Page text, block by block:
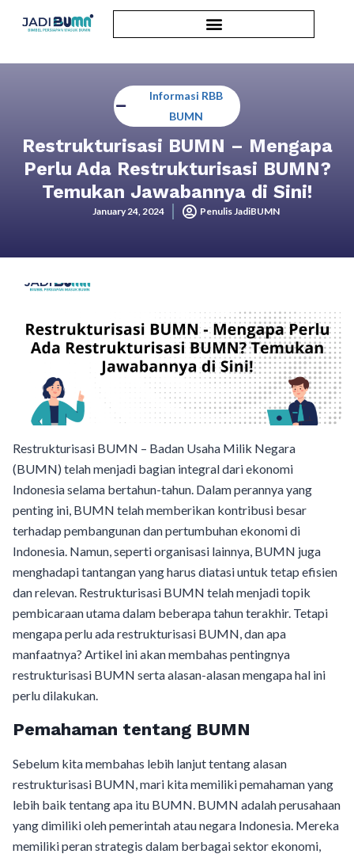
Informasi RBB
BUMN
Restrukturisasi BUMN – Mengapa
Perlu Ada Restrukturisasi BUMN?
Temukan Jawabannya di Sini!
January 24, 2024 Penulis JadiBUMN
Restrukturisasi BUMN – Badan Usaha Milik Negara
(BUMN) telah menjadi bagian integral dari ekonomi
Indonesia selama bertahun-tahun. Dalam perannya yang
penting ini, BUMN telah memberikan kontribusi besar
terhadap pembangunan dan pertumbuhan ekonomi di
Indonesia. Namun, seperti organisasi lainnya, BUMN juga
menghadapi tantangan yang harus diatasi untuk tetap efisien
dan relevan. Restrukturisasi BUMN telah menjadi topik
pembicaraan utama dalam beberapa tahun terakhir. Tetapi
mengapa perlu ada restrukturisasi BUMN, dan apa
manfaatnya? Artikel ini akan membahas pentingnya
restrukturisasi BUMN serta alasan-alasan mengapa hal ini
perlu dilakukan.
Pemahaman tentang BUMN
Sebelum kita membahas lebih lanjut tentang alasan
restrukturisasi BUMN, mari kita memiliki pemahaman yang
lebih baik tentang apa itu BUMN. BUMN adalah perusahaan
yang dimiliki oleh pemerintah atau negara Indonesia. Mereka
memiliki peran strategis dalam berbagai sektor ekonomi,